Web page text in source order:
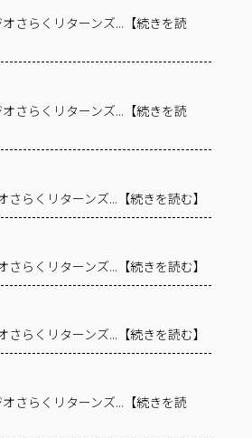
さらくリターンズ...【続きを読
さらくリターンズ...【続きを読
さらくリターンズ...【続きを読む】
さらくリターンズ...【続きを読む】
さらくリターンズ...【続きを読む】
さらくリターンズ...【続きを読